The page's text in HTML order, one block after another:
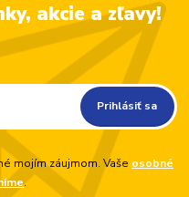
akcie a zľavy!
Prihlásiť sa
mojím záujmom. Vaše osobné
.